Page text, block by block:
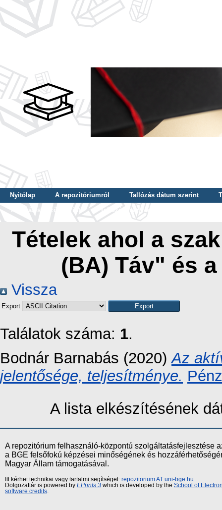
Nyitólap A repozitóriumról Tallózás dátum szerint
Tallózás szerző szerint
Tallózás nyelv szerint
Tételek ahol a
(BA) Táv" és
Vissza
Export
Találatok száma: 1.
Bodnár Barnabás (2020)Az
jelentősége, teljesítménye.
A lista elkészítésének
A repozitórium felhasználó-központú szolgáltatásfejlesztése
a BGE felsőfokú képzései minőségének és
Magyar Állam támogatásával.
Itt kérhet technikai vagy tartalmi segítséget: repozitorium AT uni-bge.hu
Dolgozattár is powered by EPrints 3 which is developed by the School of
software credits